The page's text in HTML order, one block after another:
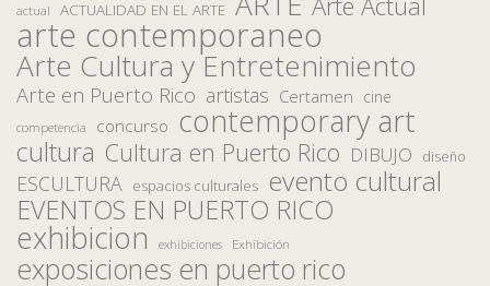
actual ACTUALIDAD EN EL ARTE
arte contemporaneo
Arte Cultura y Entretenimiento
Arte en Puerto Rico artistas Certamen cine
competencia concurso contemporary art
cultura Cultura en Puerto Rico DIBUJO diseño
ESCULTURA espacios culturales evento cultural
EVENTOS EN PUERTO RICO
exhibicion exhibiciones Exhibición
exposiciones en puerto rico